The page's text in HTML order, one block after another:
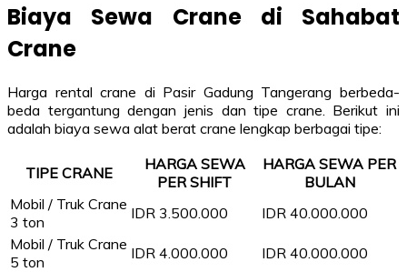
Biaya Sewa Crane di Sahabat
Crane
Harga rental crane di Pasir Gadung Tangerang berbeda-
beda tergantung dengan jenis dan tipe crane. Berikut ini
adalah biaya sewa alat berat crane lengkap berbagai tipe:
TIPE CRANE
HARGA SEWA
PER SHIFT
HARGA SEWA PER
BULAN
Mobil / Truk Crane
3 ton
IDR 3.500.000
IDR 40.000.000
Mobil / Truk Crane
5 ton
IDR 4.000.000
IDR 40.000.000